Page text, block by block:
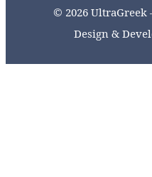
© 2026
Design &